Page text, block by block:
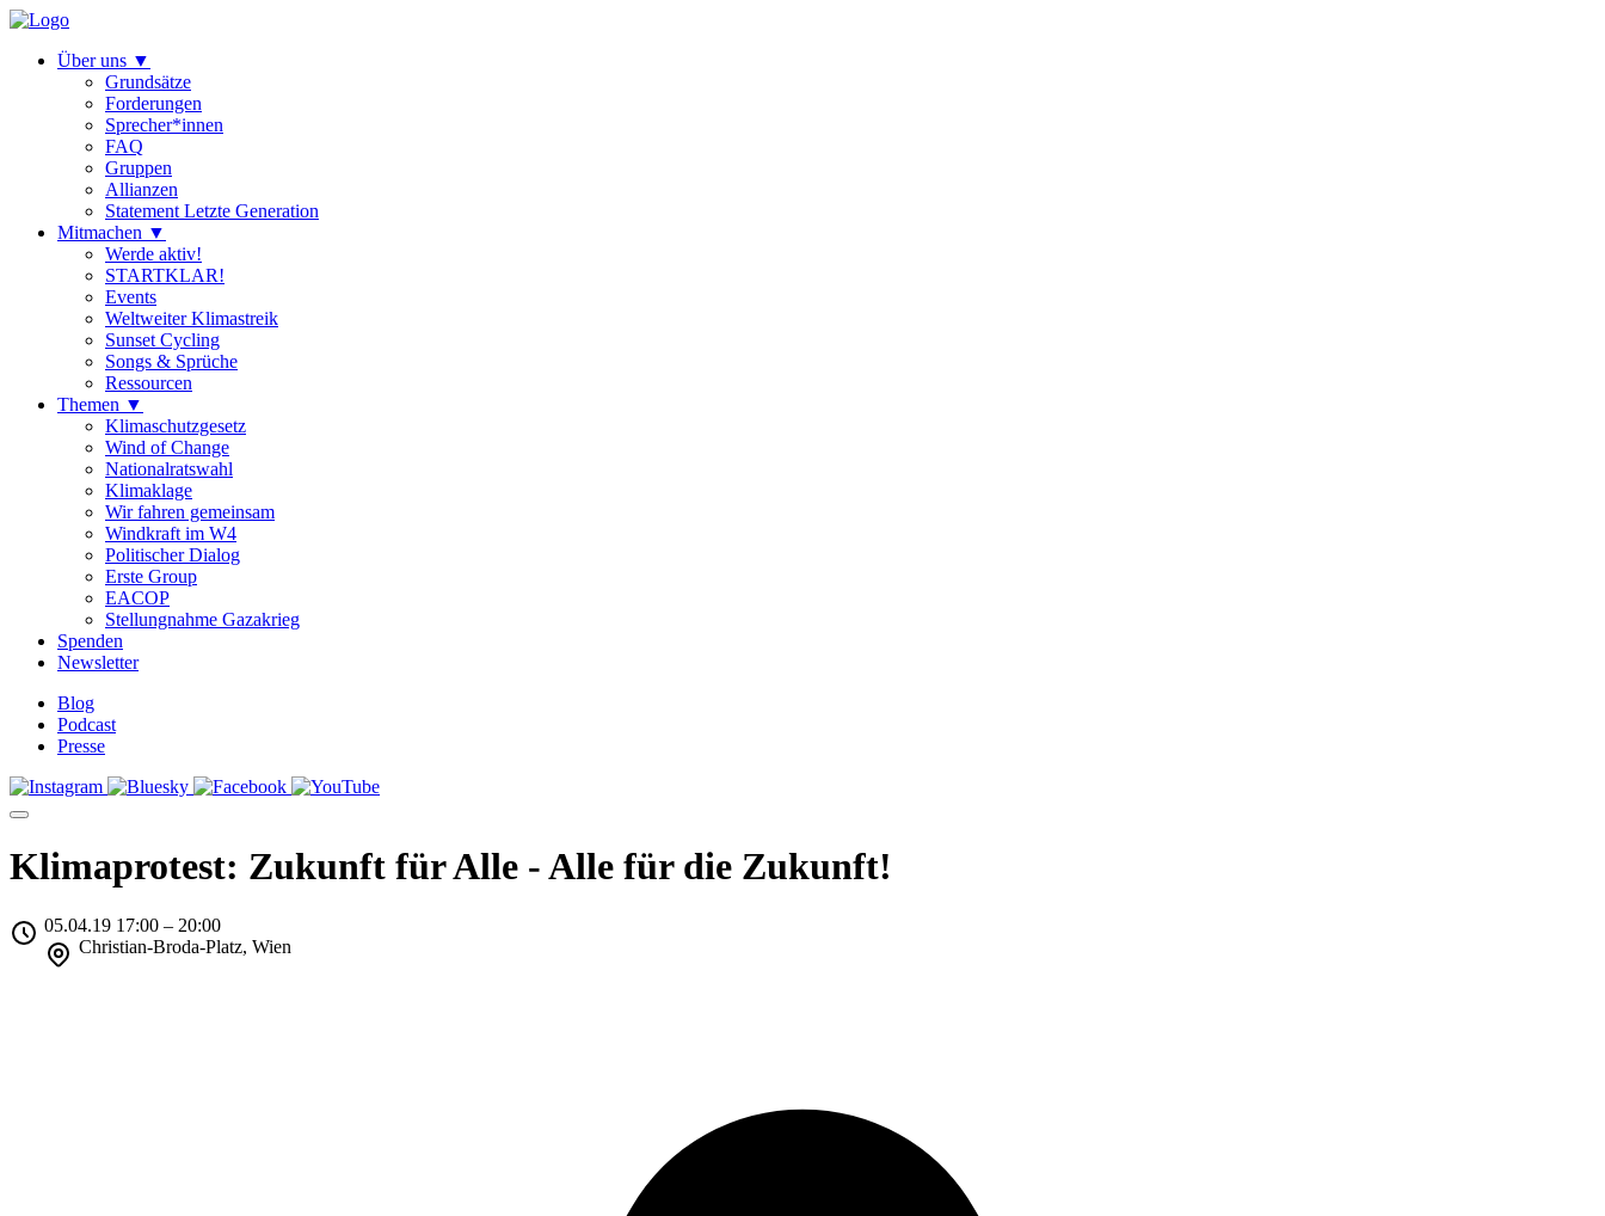
Über uns ▼
Grundsätze
Forderungen
Sprecher*innen
FAQ
Gruppen
Allianzen
Statement Letzte Generation
Mitmachen ▼
Werde aktiv!
STARTKLAR!
Events
Weltweiter Klimastreik
Sunset Cycling
Songs & Sprüche
Ressourcen
Themen ▼
Klimaschutzgesetz
Wind of Change
Nationalratswahl
Klimaklage
Wir fahren gemeinsam
Windkraft im W4
Politischer Dialog
Erste Group
EACOP
Stellungnahme Gazakrieg
Spenden
Newsletter
Blog
Podcast
Presse
Klimaprotest: Zukunft für Alle - Alle für die Zukunft!
05.04.19 17:00 – 20:00
Christian-Broda-Platz, Wien